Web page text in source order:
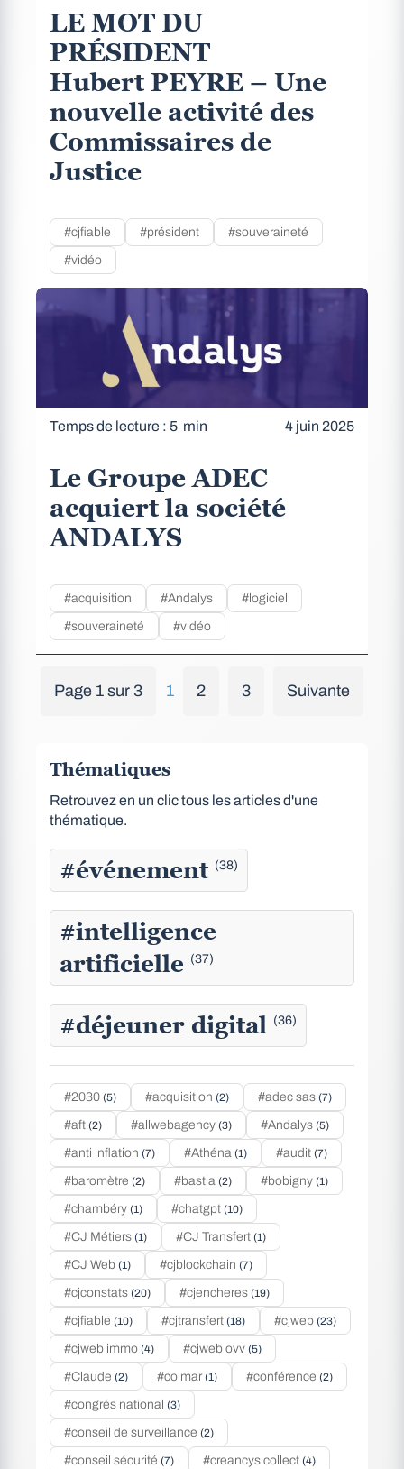
LE MOT DU
PRÉSIDENT
Hubert PEYRE – Une
nouvelle activité des
Commissaires de
Justice
#cjfiable #président #souveraineté
#vidéo
Temps de lecture : 5 min 4 juin 2025
Le Groupe ADEC
acquiert la société
ANDALYS
#acquisition #Andalys #logiciel
#souveraineté #vidéo
Page 1 sur 3 1 2 3 Suivante
Thématiques
Retrouvez en un clic tous les articles d'une
thématique.
#événement (38)
#intelligence
artificielle (37)
#déjeuner digital (36)
#2030 (5) #acquisition (2) #adec sas (7)
#aft (2) #allwebagency (3) #Andalys (5)
#anti inflation (7) #Athéna (1) #audit (7)
#baromètre (2) #bastia (2) #bobigny (1)
#chambéry (1) #chatgpt (10)
#CJ Métiers (1) #CJ Transfert (1)
#CJ Web (1) #cjblockchain (7)
#cjconstats (20) #cjencheres (19)
#cjfiable (10) #cjtransfert (18) #cjweb (23)
#cjweb immo (4) #cjweb ovv (5)
#Claude (2) #colmar (1) #conférence (2)
#congrés national (3)
#conseil de surveillance (2)
#conseil sécurité (7) #creancys collect (4)